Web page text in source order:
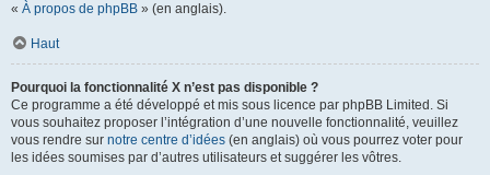
« À propos de phpBB » (en anglais).
Haut
Pourquoi la fonctionnalité X n’est pas disponible ?
Ce programme a été développé et mis sous licence par phpBB Limited. Si
vous souhaitez proposer l’intégration d’une nouvelle fonctionnalité, veuillez
vous rendre sur notre centre d’idées (en anglais) où vous pourrez voter pour
les idées soumises par d’autres utilisateurs et suggérer les vôtres.